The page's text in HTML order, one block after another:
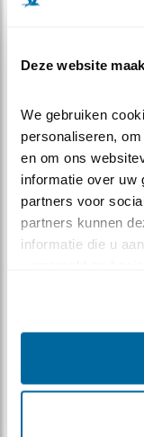
Deze website
We gebruiken
personaliseren,
en om ons
informatie over uw
partners voor
partners kunnen
informatie die u
vogels hoeven
stuitklier ook. Ma
regenbui ook
buitenkant! Het
nog lekker droog.
Nog heel even en